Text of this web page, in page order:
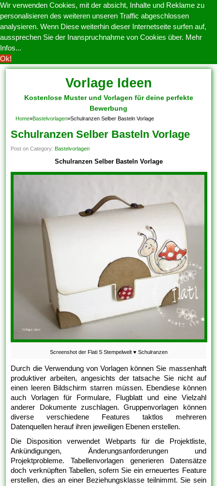
Wir verwenden Cookies, mit der absicht, Inhalte und Reklame zu
personalisieren des weiteren unseren Traffic abgeschlossen
analysieren. Wenn Diese weiterhin dieser Internetseite surfen auf,
aussprechen Sie der Inanspruchnahme von Cookies über. Mehr
Infos...
Ok!
Vorlage Ideen
Kostenlose Muster und Vorlagen für deine perfekte
Bewerbung
Home»Bastelvorlagen»Schulranzen Selber Basteln Vorlage
Schulranzen Selber Basteln Vorlage
Post on Category:Bastelvorlagen
Schulranzen Selber Basteln Vorlage
Screenshot der Flati S Stempelwelt ♥ Schulranzen
Durch die Verwendung von Vorlagen können Sie massenhaft
produktiver arbeiten, angesichts der tatsache Sie nicht auf
einen leeren Bildschirm starren müssen. Ebendiese können
auch Vorlagen für Formulare, Flugblatt und eine Vielzahl
anderer Dokumente zuschlagen. Gruppenvorlagen können
diverse verschiedene Features taktlos mehreren
Datenquellen herauf ihren jeweiligen Ebenen erstellen.
Die Disposition verwendet Webparts für die Projektliste,
Ankündigungen, Änderungsanforderungen und
Projektprobleme. Tabellenvorlagen generieren Datensätze
doch verknüpften Tabellen, sofern Sie ein erneuertes Feature
erstellen, dies an einer Beziehungsklasse teilnimmt. Sie sein